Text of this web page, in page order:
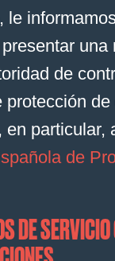
le
una
de
protección de
en particular,
de
DE